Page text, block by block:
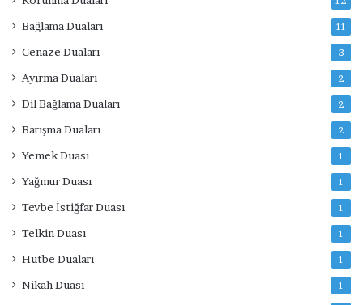
Bağlama Duaları 11
Cenaze Duaları 3
Ayırma Duaları 2
Dil Bağlama Duaları 2
Barışma Duaları 2
Yemek Duası 1
Yağmur Duası 1
Tevbe İstiğfar Duası 1
Telkin Duası 1
Hutbe Duaları 1
Nikah Duası 1